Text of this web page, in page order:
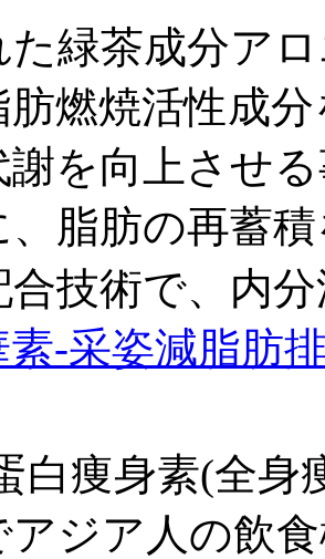
た緑茶成分ア
燃焼活性成
謝を向上させ
、脂肪の再蓄
合技術で、内
-采姿減脂肪
白痩身素(全身
アジア人の飲